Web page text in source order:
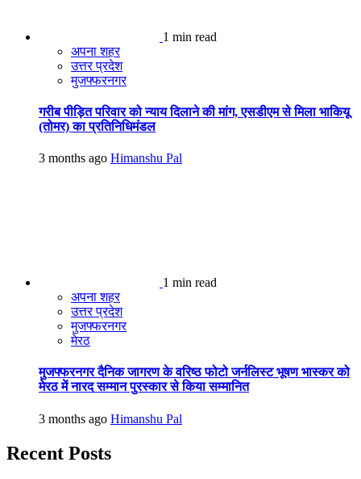
1 min read
अपना शहर
उत्तर प्रदेश
मुजफ्फरनगर
गरीब पीड़ित परिवार को न्याय दिलाने की मांग, एसडीएम से मिला भाकियू
(तोमर) का प्रतिनिधिमंडल
3 months ago Himanshu Pal
1 min read
अपना शहर
उत्तर प्रदेश
मुजफ्फरनगर
मेरठ
मुजफ्फरनगर दैनिक जागरण के वरिष्ठ फोटो जर्नलिस्ट भूषण भास्कर को
मेरठ में नारद सम्मान पुरस्कार से किया सम्मानित
3 months ago Himanshu Pal
Recent Posts